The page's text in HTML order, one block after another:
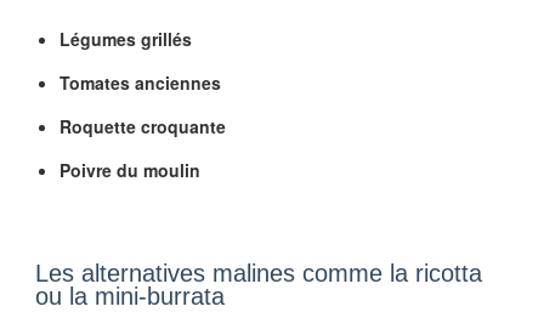
Légumes grillés
Tomates anciennes
Roquette croquante
Poivre du moulin
Les alternatives malines comme la ricotta
ou la mini-burrata